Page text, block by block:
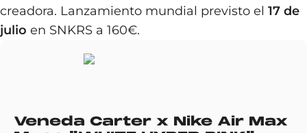
creadora. Lanzamiento mundial previsto el 17 de
julio en SNKRS a 160€.
Veneda Carter x Nike Air Max